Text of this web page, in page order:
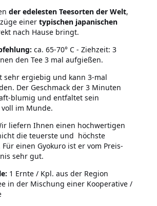
der edelesten Teesorten der Welt,
einer typischen japanischen
nach Hause bringt.
ca. 65-70° C - Ziehzeit: 3
den Tee 3 mal aufgießen.
sehr ergiebig und kann 3-mal
Der Geschmack der 3 Minuten
blumig und entfaltet sein
im Munde.
liefern Ihnen einen hochwertigen
die teuerste und höchste
einen Gyokuro ist er vom Preis-
sehr gut.
1 Ernte / Kpl. aus der Region
in der Mischung einer Kooperative /